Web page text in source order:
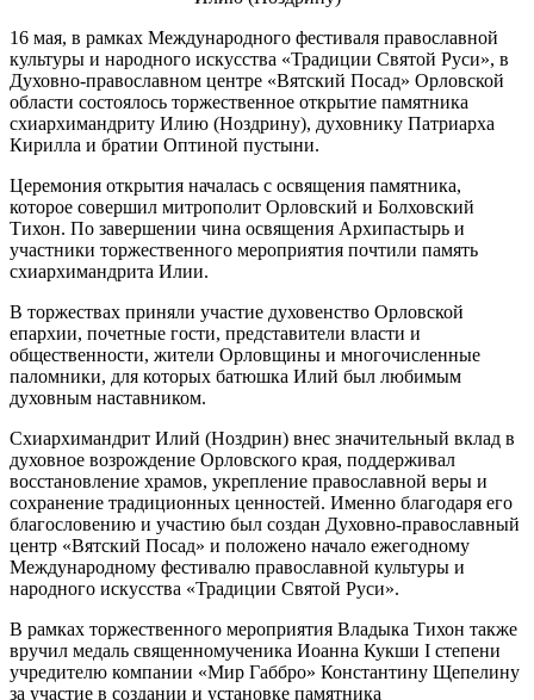
16 мая, в рамках Международного фестиваля православной
культуры и народного искусства «Традиции Святой Руси», в
Духовно-православном центре «Вятский Посад» Орловской
области состоялось торжественное открытие памятника
схиархимандриту Илию (Ноздрину), духовнику Патриарха
Кирилла и братии Оптиной пустыни.
Церемония открытия началась с освящения памятника,
которое совершил митрополит Орловский и Болховский
Тихон. По завершении чина освящения Архипастырь и
участники торжественного мероприятия почтили память
схиархимандрита Илии.
В торжествах приняли участие духовенство Орловской
епархии, почетные гости, представители власти и
общественности, жители Орловщины и многочисленные
паломники, для которых батюшка Илий был любимым
духовным наставником.
Схиархимандрит Илий (Ноздрин) внес значительный вклад в
духовное возрождение Орловского края, поддерживал
восстановление храмов, укрепление православной веры и
сохранение традиционных ценностей. Именно благодаря его
благословению и участию был создан Духовно-православный
центр «Вятский Посад» и положено начало ежегодному
Международному фестивалю православной культуры и
народного искусства «Традиции Святой Руси».
В рамках торжественного мероприятия Владыка Тихон также
вручил медаль священномученика Иоанна Кукши I степени
учредителю компании «Мир Габбро» Константину Щепелину
за участие в создании и установке памятника